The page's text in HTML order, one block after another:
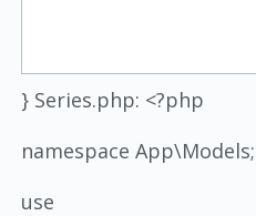
} Series.php: <?php
namespace App\Models;
use